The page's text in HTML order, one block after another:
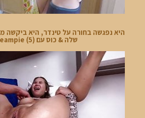
היא נפגשה בחורה על טינדר, היא ביקשה
שלה & כוס עם Creampie (5)